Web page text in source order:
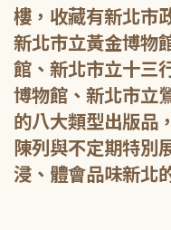
樓，收藏有新北市
新北市立黃金博物
館、新北市立十三
博物館、新北市立
的八大類型出版品
陳列與不定期特別
浸、體會品味新北